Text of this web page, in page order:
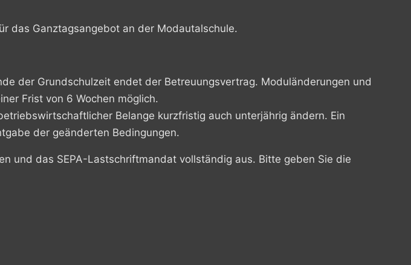
das Ganztagsangebot an der Modautalschule.
der Grundschulzeit endet der Betreuungsvertrag. Moduländerungen und
Frist von 6 Wochen möglich.
Belange kurzfristig auch unterjährig ändern. Ein
der geänderten Bedingungen.
und das SEPA-Lastschriftmandat vollständig aus. Bitte geben Sie die